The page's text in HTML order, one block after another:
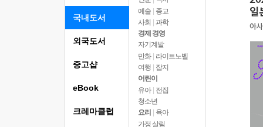
국내도서
예술 | 종교
사회 | 과학
경제 경영
자기계발
만화 | 라이트노벨
여행
잡지
어린이
유아 | 전집
청소년
요리
육아
가정 살림
외국도서
중고샵
eBook
크레마클럽